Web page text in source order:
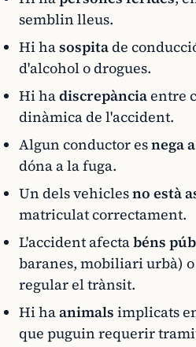
semblin lleus.
Hi hasospitade
d'alcohol o drogues.
Hi hadiscrepànciaentre
dinàmica de l'accident.
Algun conductor esnega
dóna a la fuga.
Un dels vehiclesno està
matriculat correctament.
L'accident afectabéns
baranes, mobiliari urbà) o
regular el trànsit.
Hi haanimals implicats
que puguin requerir